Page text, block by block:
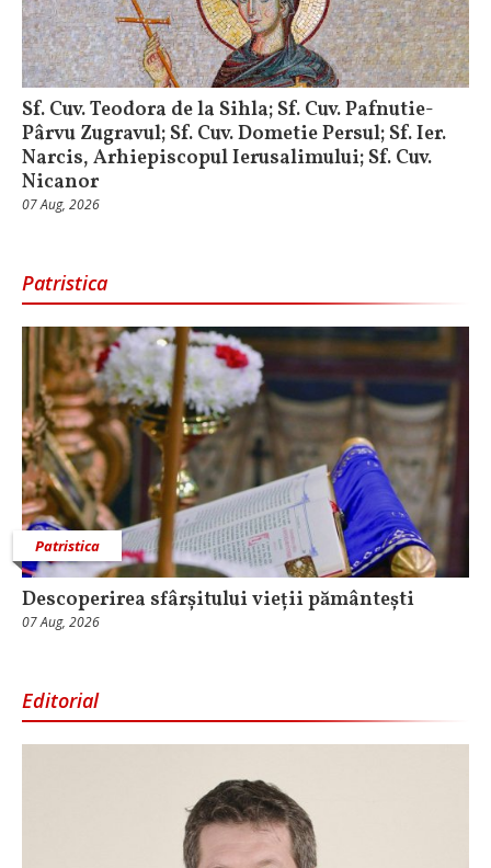
Sf. Cuv. Teodora de la Sihla; Sf. Cuv. Pafnutie-
Pârvu Zugravul; Sf. Cuv. Dometie Persul; Sf. Ier.
Narcis, Arhiepiscopul Ierusalimului; Sf. Cuv.
Nicanor
07 Aug, 2026
Patristica
Patristica
Descoperirea sfârșitului vieții pământești
07 Aug, 2026
Editorial